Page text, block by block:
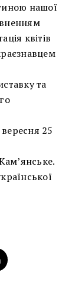
нашої
квітів
та
25